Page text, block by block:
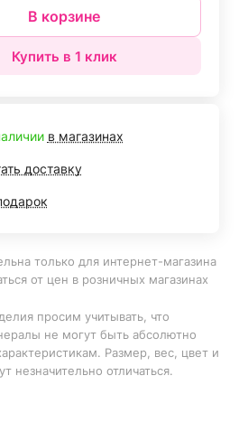
В корзине
Купить в 1 клик
в магазинах
доставку
только для интернет-магазина
от цен в розничных магазинах
просим учитывать, что
не могут быть абсолютно
Размер, вес, цвет и
незначительно отличаться.